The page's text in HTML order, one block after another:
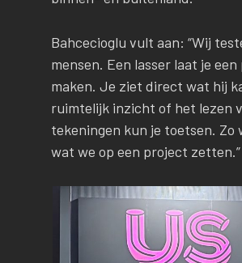
Bahcecioglu vult aan: “Wij
mensen. Een lasser laat je een
maken. Je ziet direct wat hij
ruimtelijk inzicht of het lezen
tekeningen kun je toetsen. Zo
wat we op een project zetten.”